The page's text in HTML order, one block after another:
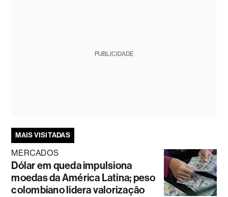
PUBLICIDADE
MAIS VISITADAS
MERCADOS
Dólar em queda impulsiona
moedas da América Latina; peso
colombiano lidera valorização